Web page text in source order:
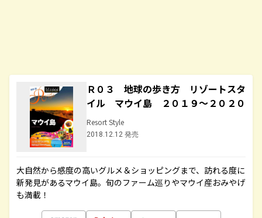
Ｒ０３ 地球の歩き方 リゾートスタ
イル マウイ島 ２０１９～２０２０
Resort Style
2018.12.12 発売
大自然から感度の高いグルメ＆ショッピングまで、訪れる度に
新発見があるマウイ島。旬のファーム巡りやマウイ産おみやげ
も満載！